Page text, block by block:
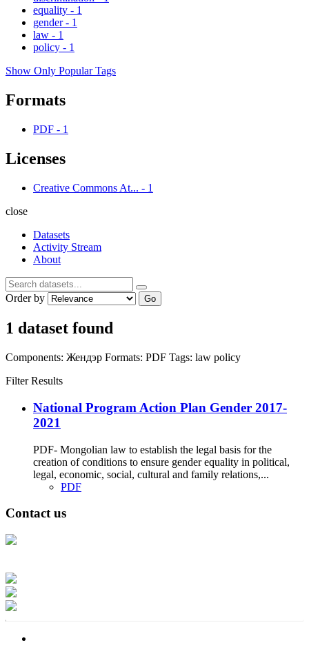
equality - 1
gender - 1
law - 1
policy - 1
Show Only Popular Tags
Formats
PDF - 1
Licenses
Creative Commons At... - 1
close
Datasets
Activity Stream
About
Order by Go
1 dataset found
Components: Жендэр Formats: PDF Tags: law policy
Filter Results
National Program Action Plan Gender 2017-
2021
PDF- Mongolian law to establish the legal basis for the
creation of conditions to ensure gender equality in political,
legal, economic, social, cultural and family relations,...
PDF
Contact us